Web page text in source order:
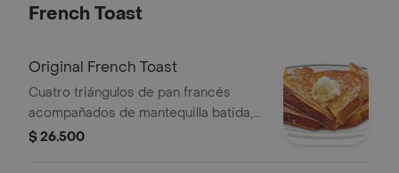
syrup de la casa ihop®.
French Toast
Original French Toast
Cuatro triángulos de pan francés
acompañados de mantequilla batida,
azúcar glas y syrup de la casa ihop®.
$ 26.500